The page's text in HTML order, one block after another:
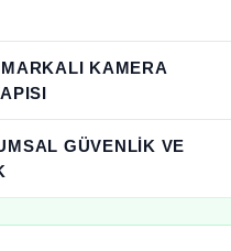
KAMERA
GÜVENLIK VE